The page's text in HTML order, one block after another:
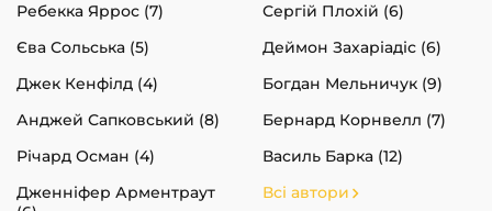
Ребекка Яррос (7)
Сергій Плохій (6)
Єва Сольська (5)
Деймон Захаріадіс (6)
Джек Кенфілд (4)
Богдан Мельничук (9)
Анджей Сапковський (8)
Бернард Корнвелл (7)
Річард Осман (4)
Василь Барка (12)
Дженніфер Арментраут
Всі автори